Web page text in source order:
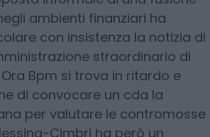
ambienti finanziari ha
con insistenza la notizia di
straordinario di
Bpm si trova in ritardo e
di convocare un cda la
per valutare le contromosse
Cimbri ha però un